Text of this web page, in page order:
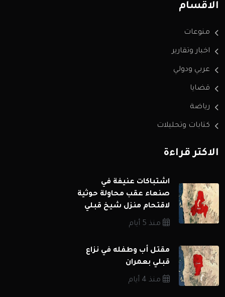
الاقسام
منوعات
اخبار وتقارير
عربي ودولي
قضايا
رياضة
كتابات وتحليلات
الاكثر قراءة
اشتباكات عنيفة في
صنعاء عقب محاولة حوثية
لاقتحام منزل شيخ قبلي
منذ 5 أيام
مقتل أب وطفله في نزاع
قبلي بعمران
منذ 4 أيام